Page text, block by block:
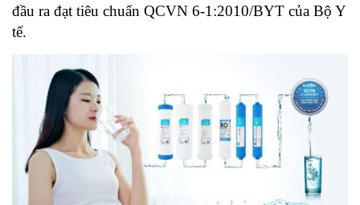
đầu ra đạt tiêu chuẩn QCVN 6-1:2010/BYT của Bộ Y
tế.